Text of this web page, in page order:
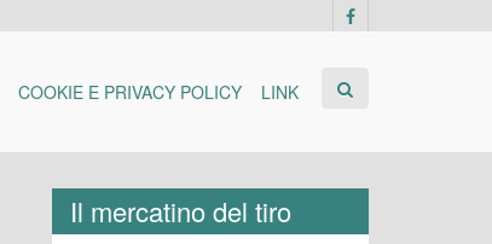
COOKIE E PRIVACY POLICY LINK
Il mercatino del tiro